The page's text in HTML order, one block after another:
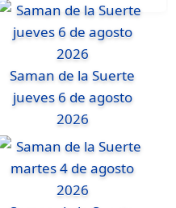
Saman de la Suerte
jueves 6 de agosto
2026